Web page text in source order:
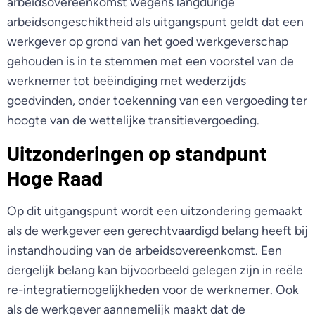
arbeidsongeschiktheid als uitgangspunt geldt dat een
werkgever op grond van het goed werkgeverschap
gehouden is in te stemmen met een voorstel van de
werknemer tot beëindiging met wederzijds
goedvinden, onder toekenning van een vergoeding ter
hoogte van de wettelijke transitievergoeding.
Uitzonderingen op standpunt
Hoge Raad
Op dit uitgangspunt wordt een uitzondering gemaakt
als de werkgever een gerechtvaardigd belang heeft bij
instandhouding van de arbeidsovereenkomst. Een
dergelijk belang kan bijvoorbeeld gelegen zijn in reële
re-integratiemogelijkheden voor de werknemer. Ook
als de werkgever aannemelijk maakt dat de